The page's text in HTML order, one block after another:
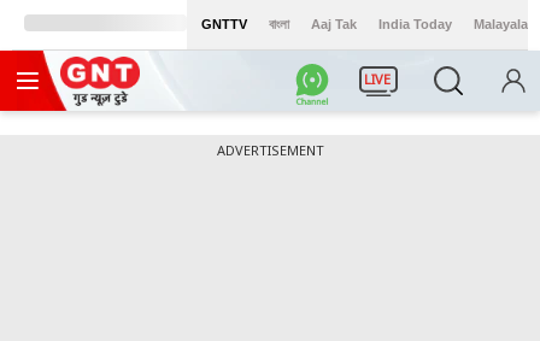
GNTTV বাংলা Aaj Tak India Today Malayalam
LIVE
ADVERTISEMENT